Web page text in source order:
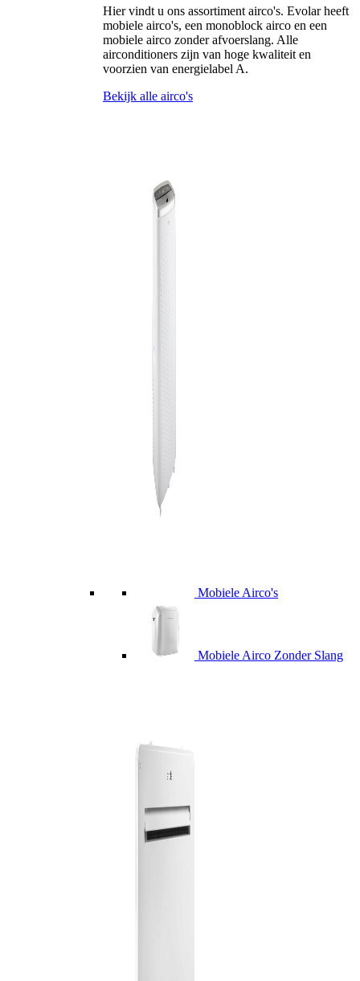
Hier vindt u ons assortiment airco's. Evolar heeft
mobiele airco's, een monoblock airco en een
mobiele airco zonder afvoerslang. Alle
airconditioners zijn van hoge kwaliteit en
voorzien van energielabel A.
Bekijk alle airco's
Mobiele Airco's
Mobiele Airco Zonder Slang